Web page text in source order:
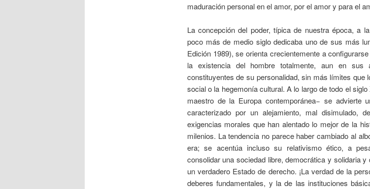
maduración personal en el amor, por el amor y para el
La concepción del poder, típica de nuestra época, a
poco más de medio siglo dedicaba uno de sus más
Edición 1989), se orienta crecientemente a
la existencia del hombre totalmente, aun en sus
constituyentes de su personalidad, sin más límites que
social o la hegemonía cultural. A lo largo de todo el
maestro de la Europa contemporánea− se advierte
caracterizado por un alejamiento, mal disimulado,
exigencias morales que han alentado lo mejor de la
milenios. La tendencia no parece haber cambiado al
era; se acentúa incluso su relativismo ético, a
consolidar una sociedad libre, democrática y solidaria
un verdadero Estado de derecho. ¡La verdad de la
deberes fundamentales, y la de las instituciones